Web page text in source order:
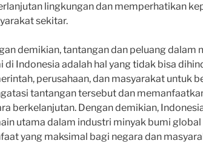
lingkungan dan memperhatikan
sekitar.
demikian, tantangan dan peluang dalam
di Indonesia adalah hal yang tidak bisa
perusahaan, dan masyarakat untuk
tantangan tersebut dan
berkelanjutan. Dengan demikian,
utama dalam industri minyak bumi
yang maksimal bagi negara dan